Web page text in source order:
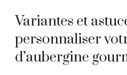
Variantes et
personnaliser
d’aubergine